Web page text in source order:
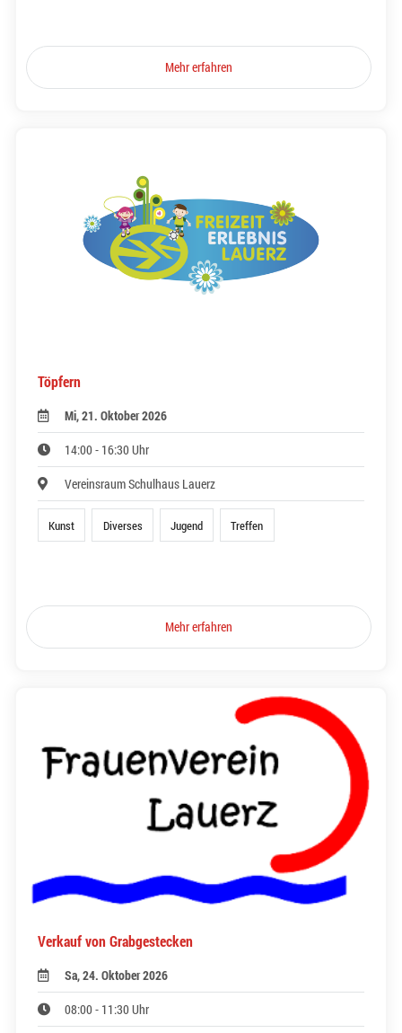
Mehr erfahren
Töpfern
Mi, 21. Oktober 2026
14:00 - 16:30 Uhr
Vereinsraum Schulhaus Lauerz
Kunst Diverses Jugend Treffen
Mehr erfahren
Verkauf von Grabgestecken
Sa, 24. Oktober 2026
08:00 - 11:30 Uhr